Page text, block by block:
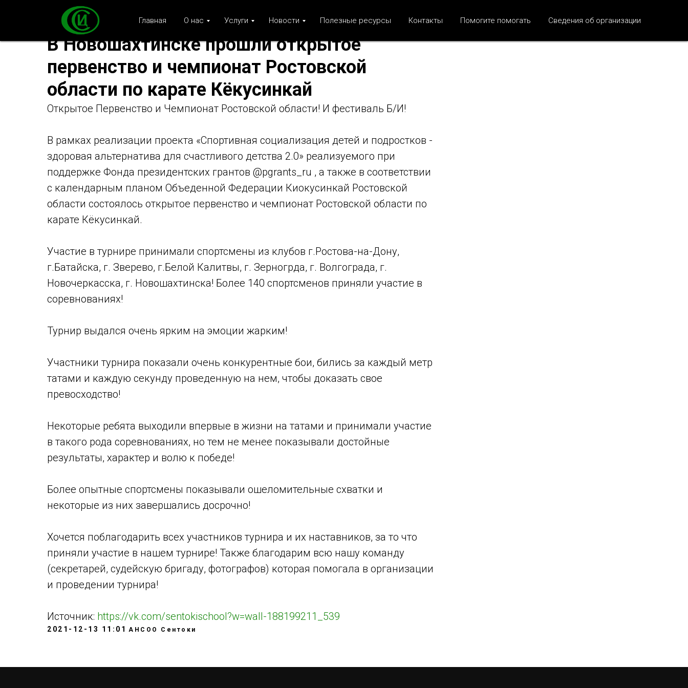
Главная О нас Услуги Новости Полезные ресурсы Контакты Помогите помогать Сведения об организации
В Новошахтинске прошли открытое
первенство и чемпионат Ростовской
области по карате Кёкусинкай
Открытое Первенство и Чемпионат Ростовской области! И фестиваль Б/И!
В рамках реализации проекта «Спортивная социализация детей и подростков -
здоровая альтернатива для счастливого детства 2.0» реализуемого при
поддержке Фонда президентских грантов @pgrants_ru , а также в соответствии
с календарным планом Объеденной Федерации Киокусинкай Ростовской
области состоялось открытое первенство и чемпионат Ростовской области по
карате Кёкусинкай.
Участие в турнире принимали спортсмены из клубов г.Ростова-на-Дону,
г.Батайска, г. Зверево, г.Белой Калитвы, г. Зерногрда, г. Волгограда, г.
Новочеркасска, г. Новошахтинска! Более 140 спортсменов приняли участие в
соревнованиях!
Турнир выдался очень ярким на эмоции жарким!
Участники турнира показали очень конкурентные бои, бились за каждый метр
татами и каждую секунду проведенную на нем, чтобы доказать свое
превосходство!
Некоторые ребята выходили впервые в жизни на татами и принимали участие
в такого рода соревнованиях, но тем не менее показывали достойные
результаты, характер и волю к победе!
Более опытные спортсмены показывали ошеломительные схватки и
некоторые из них завершались досрочно!
Хочется поблагодарить всех участников турнира и их наставников, за то что
приняли участие в нашем турнире! Также благодарим всю нашу команду
(секретарей, судейскую бригаду, фотографов) которая помогала в организации
и проведении турнира!
Источник: https://vk.com/sentokischool?w=wall-188199211_539
2021-12-13 11:01 АНСОО Сентоки